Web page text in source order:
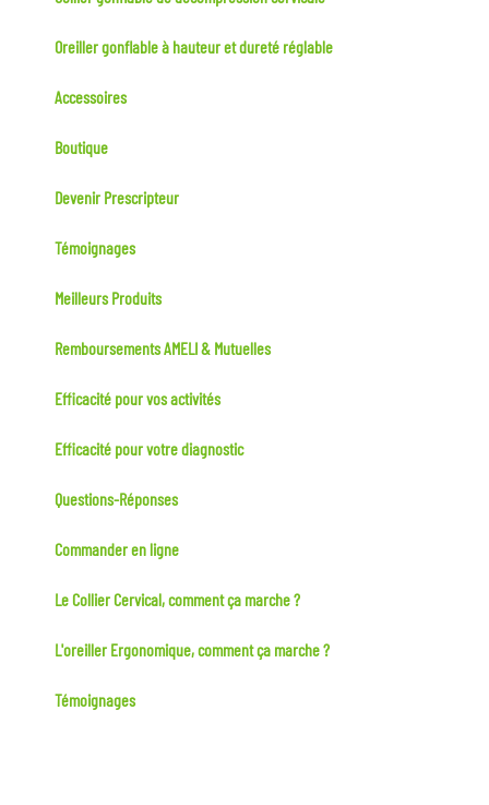
Oreiller gonflable à hauteur et dureté réglable
Accessoires
Boutique
Devenir Prescripteur
Témoignages
Meilleurs Produits
Remboursements AMELI & Mutuelles
Efficacité pour vos activités
Efficacité pour votre diagnostic
Questions-Réponses
Commander en ligne
Le Collier Cervical, comment ça marche ?
L'oreiller Ergonomique, comment ça marche ?
Témoignages